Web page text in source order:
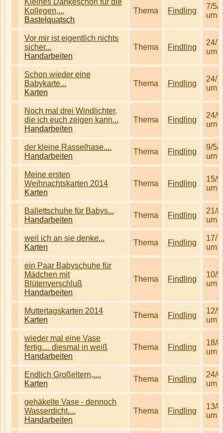
Kollegen,...
Bastelquatsch
Thema Findling
7/5/
um
Vor mir ist eigentlich nichts
sicher...
Handarbeiten
Thema Findling
24/
um
Schon wieder eine
Babykarte...
Karten
Thema Findling
24/
um
Noch mal drei Windlichter,
die ich euch zeigen kann...
Handarbeiten
Thema Findling
24/
um
der kleine Rasselhase....
Handarbeiten
Thema Findling
9/5/
um
Meine ersten
Weihnachtskarten 2014
Karten
Thema Findling
15/
um
Ballettschuhe für Babys...
Handarbeiten
Thema Findling
21/
um
weil ich an sie denke...
Karten
Thema Findling
17/
um
ein Paar Babyschuhe für
Mädchen mit
Blütenverschluß
Handarbeiten
Thema Findling
10/
um
Muttertagskarten 2014
Karten
Thema Findling
12/
um
wieder mal eine Vase
fertig.... diesmal in weiß
Handarbeiten
Thema Findling
18/
um
Endlich Großeltern,....
Karten
Thema Findling
24/
um
gehäkelte Vase - dennoch
Wasserdicht....
Handarbeiten
Thema Findling
13/
um